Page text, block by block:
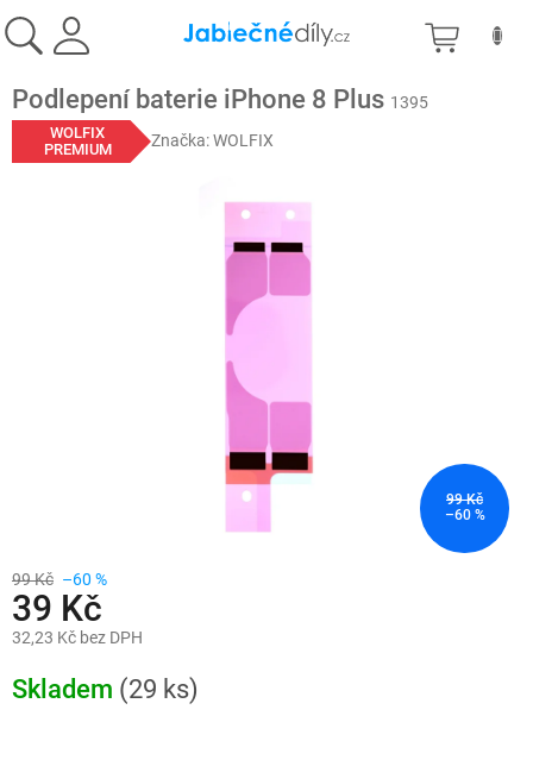
na
obsah
Podlepení baterie iPhone 8 Plus 1395
WOLFIX
PREMIUM
Značka:WOLFIX
99 Kč
–60 %
99 Kč –60 %
39 Kč
32,23 Kč bez DPH
cena:
Skladem (29 ks)